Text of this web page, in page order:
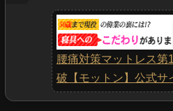
腰痛対策マットレス第
破【モットン】公式サ